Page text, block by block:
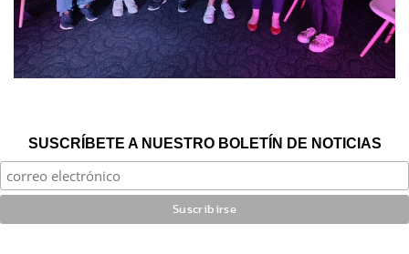
SUSCRÍBETE A NUESTRO BOLETÍN DE NOTICIAS